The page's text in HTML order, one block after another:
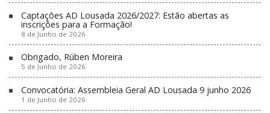
Captações AD Lousada 2026/2027: Estão abertas as
inscrições para a Formação!
8 de Junho de 2026
Obrigado, Rúben Moreira
5 de Junho de 2026
Convocatória: Assembleia Geral AD Lousada 9 junho 2026
1 de Junho de 2026